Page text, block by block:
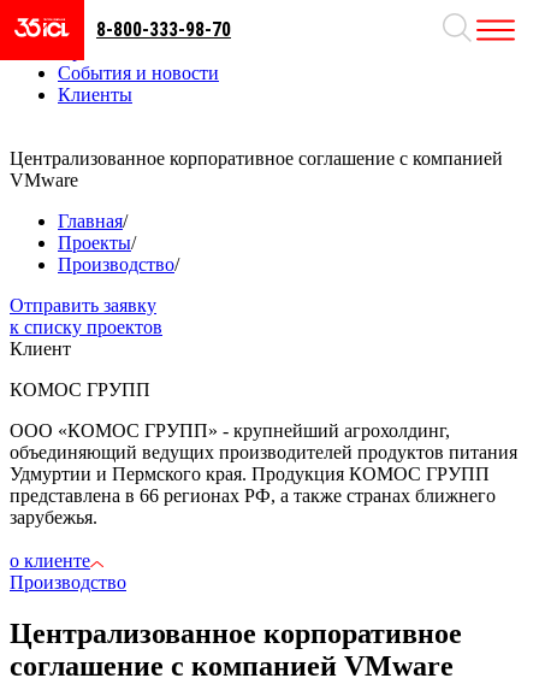
Направления
События и новости
Клиенты
8-800-333-98-70
Централизованное корпоративное соглашение с компанией
VMware
Главная/
Проекты/
Производство/
Отправить заявку
к списку проектов
Клиент
КОМОС ГРУПП
ООО «КОМОС ГРУПП» - крупнейший агрохолдинг,
объединяющий ведущих производителей продуктов питания
Удмуртии и Пермского края. Продукция КОМОС ГРУПП
представлена в 66 регионах РФ, а также странах ближнего
зарубежья.
о клиенте
Производство
Централизованное корпоративное
соглашение с компанией VMware